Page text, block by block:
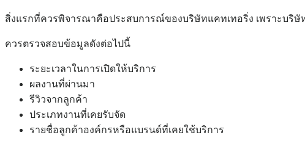
สิ่งแรกที่ควรพิจารณาคือประสบการณ์ของบริษัทแคทเทอริ่ง เพราะบริ
ควรตรวจสอบข้อมูลดังต่อไปนี้
ระยะเวลาในการเปิดให้บริการ
ผลงานที่ผ่านมา
รีวิวจากลูกค้า
ประเภทงานที่เคยรับจัด
รายชื่อลูกค้าองค์กรหรือแบรนด์ที่เคยใช้บริการ